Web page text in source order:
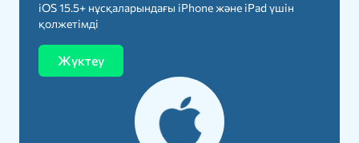
iOS 15.5+ нұсқаларындағы iPhone және iPad үшін
қолжетімді
Жүктеу